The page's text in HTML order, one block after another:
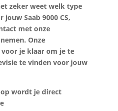
zeker weet welk type
Saab 9000 CS,
met onze
Onze
je klaar om je te
te vinden voor jouw
wordt je direct